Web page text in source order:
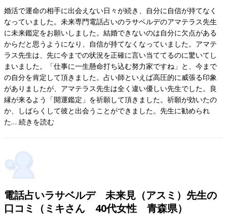
婚活で運命の相手に出会えない日々が続き、自分に自信が持てなく
なっていました。未来専門電話占いのラサベルデのアマテラス先生
に未来鑑定をお願いしました。結婚できないのは自分に欠点がある
からだと思うようになり、自信が持てなくなっていました。アマテ
ラス先生は、先に今までの状況を正確に言い当ててるのに驚いてし
まいました。「仕事に一生懸命打ち込む努力家ですね」と、今まで
の自分を肯定して頂きました。占い師といえば高圧的に威張る印象
がありましたが、アマテラス先生は全く違い優しい先生でした。良
縁が来るよう「開運鑑定」を祈願して頂きました。祈願が効いたの
か、しばらくして彼と出会うことができました。先生に勧められ
た…続きを読む
電話占いラサベルデ 未来見（アスミ）先生の
口コミ（ミキさん 40代女性 青森県）